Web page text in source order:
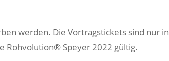
werden. Die Vortragstickets sind nur in
Rohvolution® Speyer 2022 gültig.